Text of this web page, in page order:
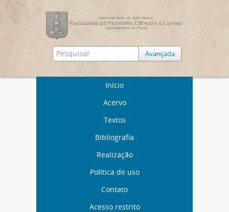
Avançada
Início
Acervo
Textos
Bibliografia
Realização
Política de uso
Contato
Acesso restrito